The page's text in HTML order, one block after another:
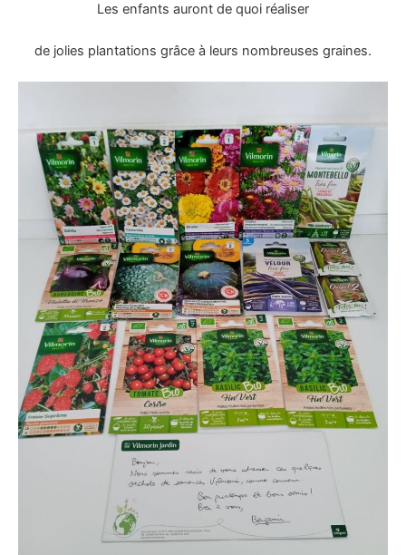
Les enfants auront de quoi réaliser
de jolies plantations grâce à leurs nombreuses graines.